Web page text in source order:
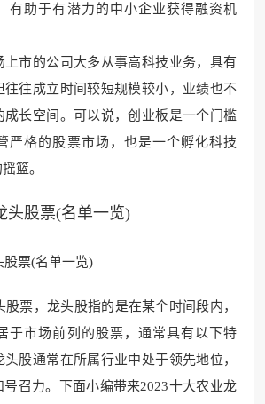
有助于有潜力的中小企业获得融资机
市的公司大多从事高科技业务，具有
往往成立时间较短规模较小，业绩也不
成长空间。可以说，创业板是一个门槛
严格的股票市场，也是一个孵化科技
篮。
头股票(名单一览)
股票(名单一览)
股票，龙头股指的是在某个时间段内，
于市场前列的股票，通常具有以下特
股通常在所属行业中处于领先地位，
召力。下面小编带来2023十大农业龙